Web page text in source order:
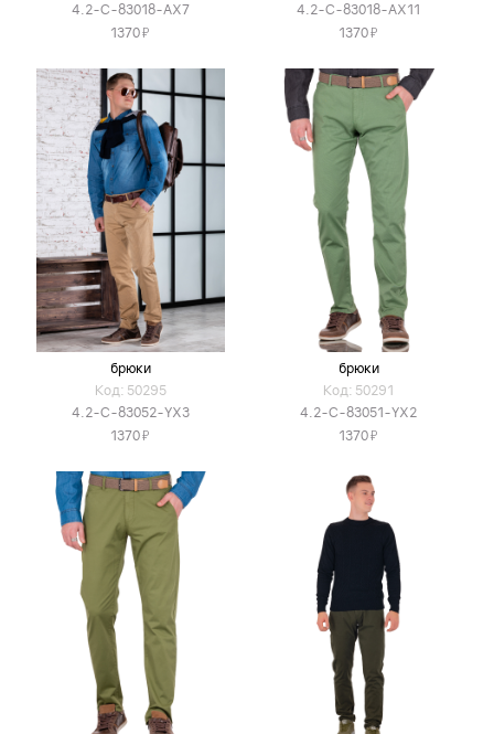
4.2-C-83018-AX7
1370Я
4.2-C-83018-AX11
1370Я
брюки
Код: 50295
4.2-C-83052-YX3
1370Я
брюки
Код: 50291
4.2-C-83051-YX2
1370Я